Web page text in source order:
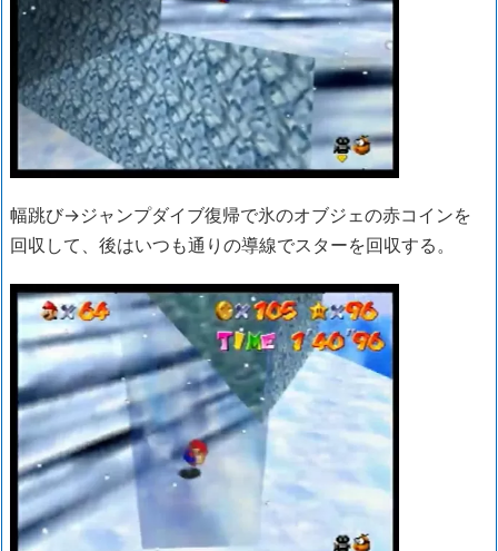
幅跳び→ジャンプダイブ復帰で氷のオブジェの赤コインを
回収して、後はいつも通りの導線でスターを回収する。